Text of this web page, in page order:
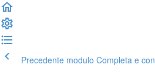
Precedente modulo Completa e